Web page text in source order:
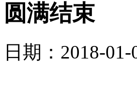
圆满结束
日期：2018-